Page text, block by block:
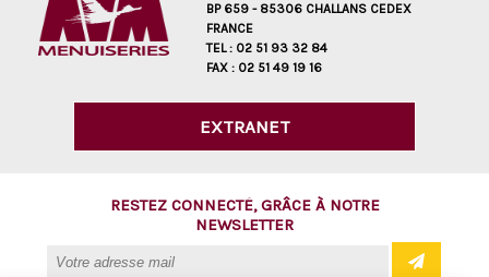
BP 659 - 85306 CHALLANS CEDEX
FRANCE
TEL : 02 51 93 32 84
FAX : 02 51 49 19 16
EXTRANET
RESTEZ CONNECTÉ, GRÂCE À NOTRE
NEWSLETTER